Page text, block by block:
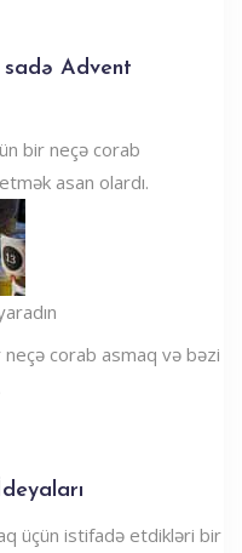
sadə Advent
corab asmaq və bəzi
üçün istifadə etdikləri bir